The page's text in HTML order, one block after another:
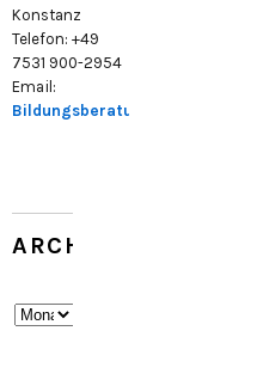
Konstanz
Telefon: +49
7531 900-2954
Email:
Bildungsberatung@konstanz.de
ARCHIV
Archiv